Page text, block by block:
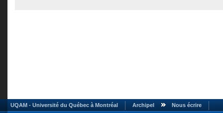
UQAM - Université du Québec à Montréal Archipel Nous écrire